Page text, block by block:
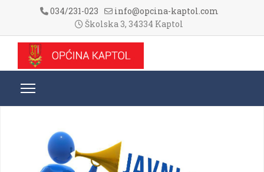
034/231-023
info@opcina-kaptol.com
Školska 3, 34334 Kaptol